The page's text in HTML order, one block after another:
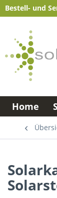
Bestell- und
Home